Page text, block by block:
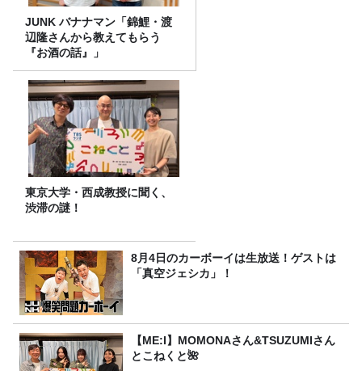
JUNK バナナマン「錦鯉・渡
辺隆さんから教えてもらう
『お酒の話』」
東京大学・西成教授に聞く、
渋滞の謎！
8月4日のカーボーイは生放送！ゲストは
「真空ジェシカ」！
【ME:I】MOMONAさん&TSUZUMIさん
とこねくと🌺